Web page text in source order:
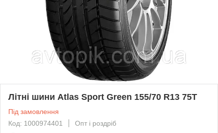
Літні шини Atlas Sport Green 155/70 R13 75T
Під замовлення
Код: 1000974401
Опт і роздріб